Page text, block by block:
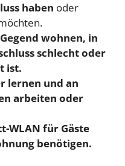
haben oder
wohnen, in
schlecht oder
ist.
lernen und an
arbeiten oder
WLAN für Gäste
benötigen.